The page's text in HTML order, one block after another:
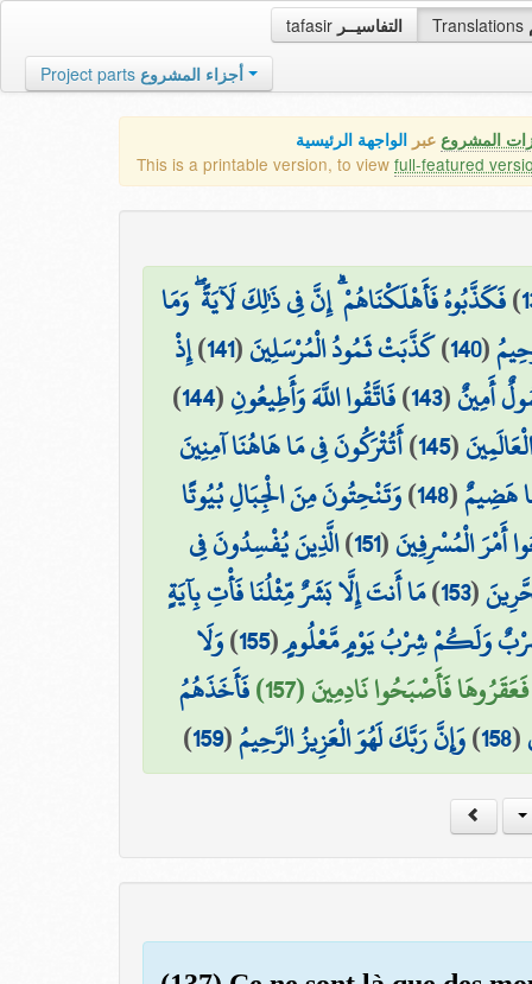
tafasir التفاسيــر Translations
Project parts أجزاء المشروع
المشروع عبر الواجهة الرئيسية
This is a printable version, to view full-featured
)فَكَذَّبُوهُ فَأَهْلَكْنَاهُمْ ۗ إِنَّ فِي ذَٰلِكَ لَآيَةً ۖ وَمَا
(
140
)كَذَّبَتْ ثَمُودُ الْمُرْسَلِينَ(
141
)إِذْ
أَمِينٌ(
143
)فَاتَّقُوا اللَّهَ وَأَطِيعُونِ(
144
)
(
145
)أَتُتْرَكُونَ فِي مَا هَاهُنَا آمِنِينَ
هَضِيمٌ(
148
)وَتَنْحِتُونَ مِنَ الْجِبَالِ بُيُوتًا
أَمْرَ الْمُسْرِفِينَ(
151
)الَّذِينَ يُفْسِدُونَ فِي
(
153
)مَا أَنتَ إِلَّا بَشَرٌ مِّثْلُنَا فَأْتِ بِآيَةٍ
شِرْبٌ وَلَكُمْ شِرْبُ يَوْمٍ مَّعْلُومٍ(
155
)وَلَا
فَعَقَرُوهَا فَأَصْبَحُوا نَادِمِينَ (157)
فَأَخَذَهُمُ
(
158
)وَإِنَّ رَبَّكَ لَهُوَ الْعَزِيزُ الرَّحِيمُ(
159
)